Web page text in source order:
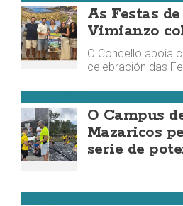
As Festas
Vimianzo
O Concello apoia
celebración das
O Campus
Mazaricos
serie de